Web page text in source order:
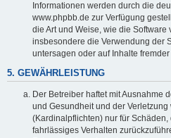
Informationen werden durch die
www.phpbb.de zur Verfügung
die Art und Weise, wie die
insbesondere die Verwendung der
untersagen oder auf Inhalte
5. GEWÄHRLEISTUNG
Der Betreiber haftet mit Ausnahme
und Gesundheit und der
(Kardinalpflichten) nur für
fahrlässiges Verhalten